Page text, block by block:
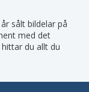
sålt bildelar på
med det
du allt du